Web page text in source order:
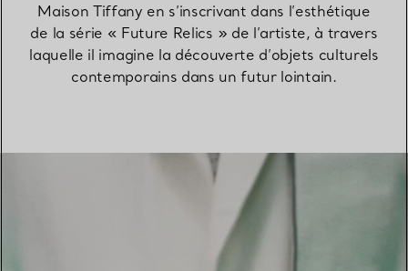
Maison Tiffany en s’inscrivant dans l’esthétique
de la série « Future Relics » de l’artiste, à travers
laquelle il imagine la découverte d’objets culturels
contemporains dans un futur lointain.